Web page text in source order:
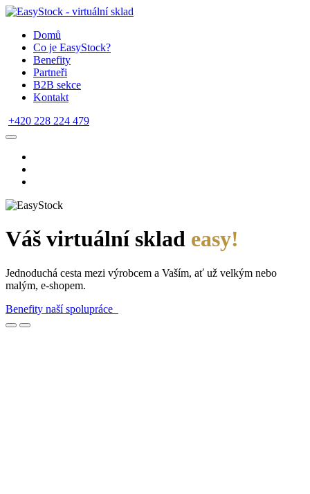
Domů
Co je EasyStock?
Benefity
Partneři
B2B sekce
Kontakt
+420 228 224 479
Váš virtuální sklad easy!
Jednoduchá cesta mezi výrobcem a Vaším, ať už velkým nebo
malým, e-shopem.
Benefity naší spolupráce